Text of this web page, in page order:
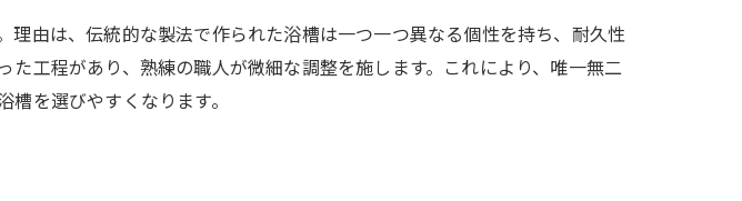
由は、伝統的な製法で作られた浴槽は一つ一つ異なる個性を持ち、耐久性
工程があり、熟練の職人が微細な調整を施します。これにより、唯一無二
を選びやすくなります。